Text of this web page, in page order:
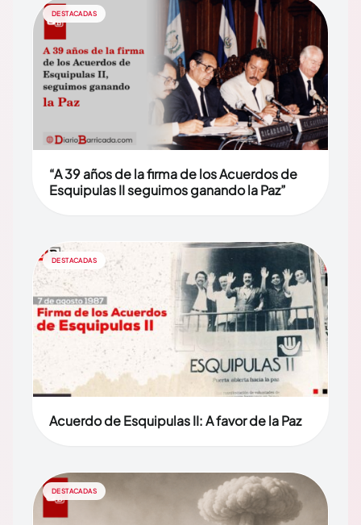
DESTACADAS
“A 39 años de la firma de los Acuerdos de
Esquipulas II seguimos ganando la Paz”
DESTACADAS
Acuerdo de Esquipulas II: A favor de la Paz
DESTACADAS